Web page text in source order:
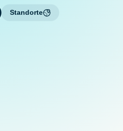
Standorte